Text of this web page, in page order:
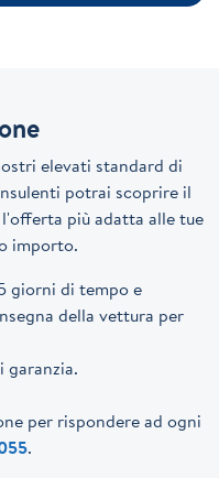
elevati standard di
potrai scoprire il
più adatta alle tue
importo.
giorni di tempo e
della vettura per
garanzia.
per rispondere ad ogni
.